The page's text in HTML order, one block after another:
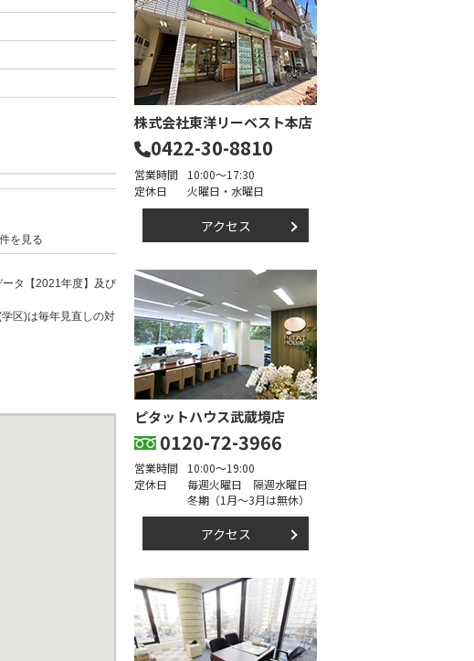
を見る
タ【2021年度】及び
区)は毎年見直しの対
株式会社東洋リーベスト本店
0422-30-8810
営業時間
10:00～17:30
定休日
火曜日・水曜日
アクセス
ピタットハウス武蔵境店
0120-72-3966
営業時間
10:00～19:00
定休日
毎週火曜日 隔週水曜日
冬期（1月～3月は無休）
アクセス